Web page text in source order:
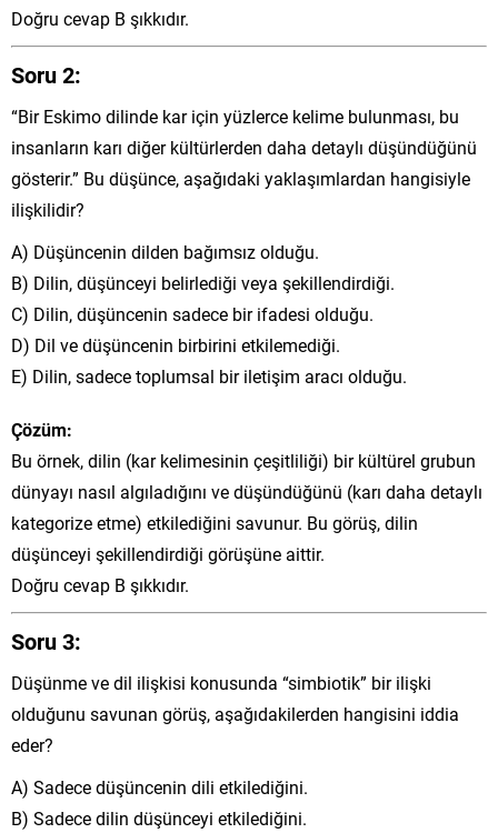
Doğru cevap B şıkkıdır.
Soru 2:
“Bir Eskimo dilinde kar için yüzlerce kelime bulunması, bu
insanların karı diğer kültürlerden daha detaylı düşündüğünü
gösterir.” Bu düşünce, aşağıdaki yaklaşımlardan hangisiyle
ilişkilidir?
A) Düşüncenin dilden bağımsız olduğu.
B) Dilin, düşünceyi belirlediği veya şekillendirdiği.
C) Dilin, düşüncenin sadece bir ifadesi olduğu.
D) Dil ve düşüncenin birbirini etkilemediği.
E) Dilin, sadece toplumsal bir iletişim aracı olduğu.
Çözüm:
Bu örnek, dilin (kar kelimesinin çeşitliliği) bir kültürel grubun
dünyayı nasıl algıladığını ve düşündüğünü (karı daha detaylı
kategorize etme) etkilediğini savunur. Bu görüş, dilin
düşünceyi şekillendirdiği görüşüne aittir.
Doğru cevap B şıkkıdır.
Soru 3:
Düşünme ve dil ilişkisi konusunda “simbiotik” bir ilişki
olduğunu savunan görüş, aşağıdakilerden hangisini iddia
eder?
A) Sadece düşüncenin dili etkilediğini.
B) Sadece dilin düşünceyi etkilediğini.